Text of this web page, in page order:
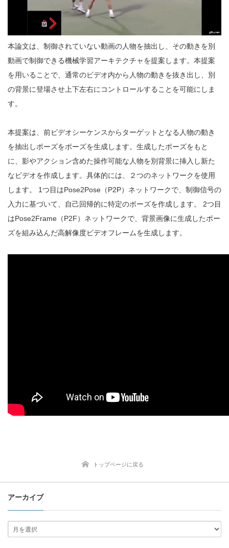
本論文は、制御されていない動画の人物を抽出し、その動きを別
動画で制御できる機械学習アーキテクチャを提案します。本提案
を用いることで、通常のビデオ内から人物の動きを抜き出し、別
の背景に登場させ上下左右にコントロールすることを可能にしま
す。
本提案は、前ビデオシーケンスからターゲットとなる人物の動き
を抽出しポーズをポーズを生成します。生成したポーズをもと
に、影やアクション含めた操作可能な人物を別背景に挿入し新た
なビデオを作成します。具体的には、２つのネットワークを使用
します。 1つ目はPose2Pose（P2P）ネットワークで、制御信号の
入力に基づいて、自己回帰的に特定のポーズを作成します。 2つ目
はPose2Frame（P2F）ネットワークで、背景画像に生成したポー
ズを組み込んだ高解像度ビデオフレームを生成します。
トップページに戻る
アーカイブ